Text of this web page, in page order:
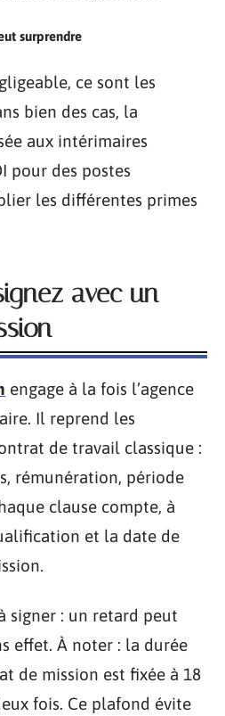
surprendre
ce sont les
bien des cas, la
aux intérimaires
pour des postes
les différentes primes
avec un
engage à la fois l’agence
Il reprend les
de travail classique :
rémunération, période
clause compte, à
et la date de
signer : un retard peut
effet. À noter : la durée
de mission est fixée à 18
fois. Ce plafond évite